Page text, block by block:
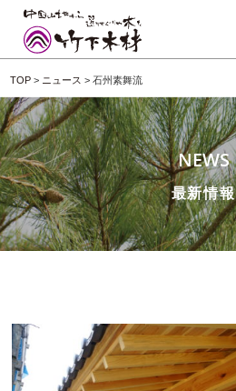
TOP > ニュース > 石州素舞流
NEWS
最新情報